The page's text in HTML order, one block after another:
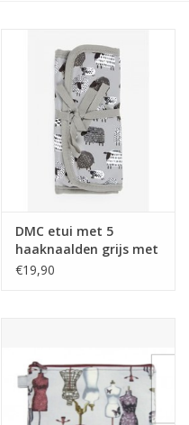
DMC etui met 5
haaknaalden grijs met
schaapjes
€19,90